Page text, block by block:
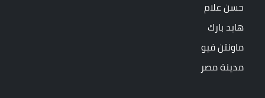
حسن علام
هايد بارك
ماونتن فيو
مدينة مصر